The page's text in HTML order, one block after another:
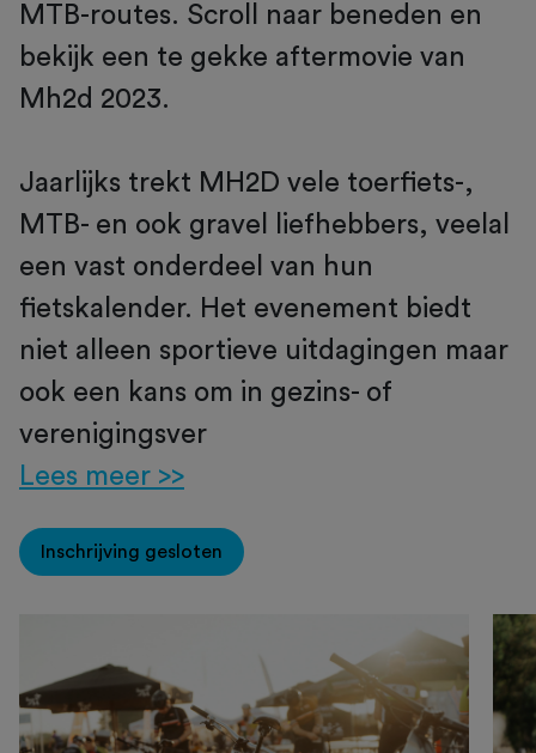
MTB-routes. Scroll naar beneden en
bekijk een te gekke aftermovie van
Mh2d 2023.
Jaarlijks trekt MH2D vele toerfiets-,
MTB- en ook gravel liefhebbers, veelal
een vast onderdeel van hun
fietskalender. Het evenement biedt
niet alleen sportieve uitdagingen maar
ook een kans om in gezins- of
verenigingsver
Lees meer >>
Inschrijving gesloten